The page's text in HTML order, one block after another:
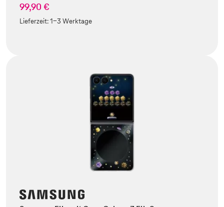
99,90 €
Lieferzeit:1-3 Werktage